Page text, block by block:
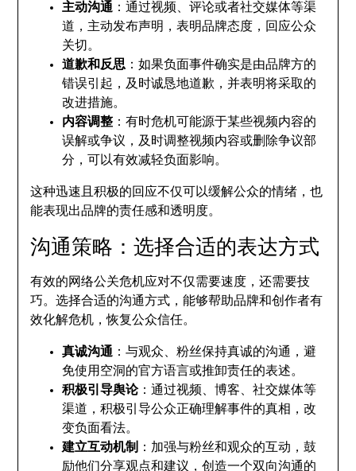
主动沟通 ：通过视频、评论或者社交媒体等渠
道，主动发布声明，表明品牌态度，回应公众
关切。
道歉和反思 ：如果负面事件确实是由品牌方的
错误引起，及时诚恳地道歉，并表明将采取的
改进措施。
内容调整 ：有时危机可能源于某些视频内容的
误解或争议，及时调整视频内容或删除争议部
分，可以有效减轻负面影响。
这种迅速且积极的回应不仅可以缓解公众的情绪，也
能表现出品牌的责任感和透明度。
沟通策略：选择合适的表达方式
有效的网络公关危机应对不仅需要速度，还需要技
巧。选择合适的沟通方式，能够帮助品牌和创作者有
效化解危机，恢复公众信任。
真诚沟通 ：与观众、粉丝保持真诚的沟通，避
免使用空洞的官方语言或推卸责任的表述。
积极引导舆论：通过视频、博客、社交媒体等
渠道，积极引导公众正确理解事件的真相，改
变负面看法。
建立互动机制
：加强与粉丝和观众的互动，鼓
励他们分享观点和建议，创造一个双向沟通的